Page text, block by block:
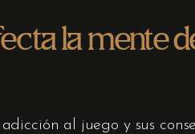
la mente
al juego y sus